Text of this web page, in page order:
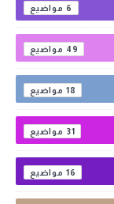
6
49
18
31
16